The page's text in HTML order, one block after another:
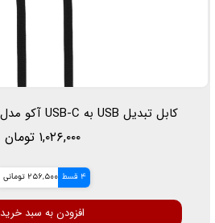
کابل تبدیل USB به USB-C آکو مدل AC-22 طول 1 متر
۱,۰۲۶,۰۰۰ تومان
4 قسط 256,500 تومانی
افزودن به سبد خرید